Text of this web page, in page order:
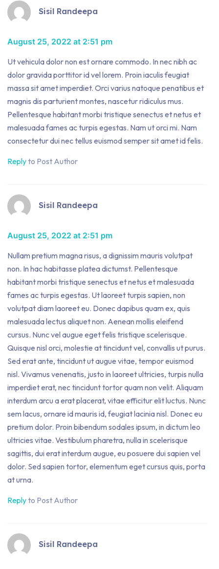
Sisil Randeepa
August 25, 2022 at 2:51 pm
Ut vehicula dolor non est ornare commodo. In nec nibh ac
dolor gravida porttitor id vel lorem. Proin iaculis feugiat
massa sit amet imperdiet. Orci varius natoque penatibus et
magnis dis parturient montes, nascetur ridiculus mus.
Pellentesque habitant morbi tristique senectus et netus et
malesuada fames ac turpis egestas. Nam ut orci mi. Nam
consectetur dui nec tellus euismod semper sit amet id felis.
Reply to Post Author
Sisil Randeepa
August 25, 2022 at 2:51 pm
Nullam pretium magna risus, a dignissim mauris volutpat
non. In hac habitasse platea dictumst. Pellentesque
habitant morbi tristique senectus et netus et malesuada
fames ac turpis egestas. Ut laoreet turpis sapien, non
volutpat diam laoreet eu. Donec dapibus quam ex, quis
malesuada lectus aliquet non. Aenean mollis eleifend
cursus. Nunc vel augue eget felis tristique scelerisque.
Quisque nisl orci, molestie at tincidunt vel, convallis ut purus.
Sed erat ante, tincidunt ut augue vitae, tempor euismod
nisl. Vivamus venenatis, justo in laoreet ultricies, turpis nulla
imperdiet erat, nec tincidunt tortor quam non velit. Aliquam
interdum arcu a erat placerat, vitae efficitur elit luctus. Nunc
sem lacus, ornare id mauris id, feugiat lacinia nisl. Donec eu
pretium dolor. Proin bibendum sodales ipsum, in dictum leo
ultricies vitae. Vestibulum pharetra, nulla in scelerisque
sagittis, dui erat interdum augue, eu posuere dui sapien vel
dolor. Sed sapien tortor, elementum eget cursus quis, porta
at urna.
Reply to Post Author
Sisil Randeepa